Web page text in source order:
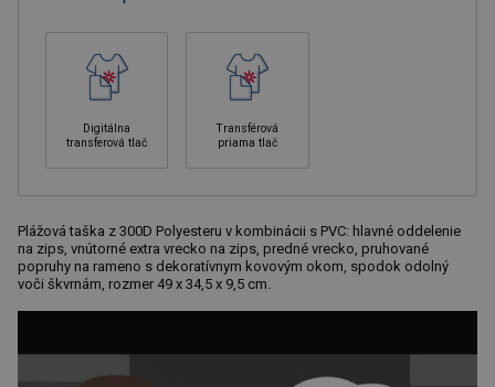
Digitálna
transferová tlač
Transférová
priama tlač
Plážová taška z 300D Polyesteru v kombinácii s PVC: hlavné oddelenie
na zips, vnútorné extra vrecko na zips, predné vrecko, pruhované
popruhy na rameno s dekoratívnym kovovým okom, spodok odolný
voči škvrnám, rozmer 49 x 34,5 x 9,5 cm.